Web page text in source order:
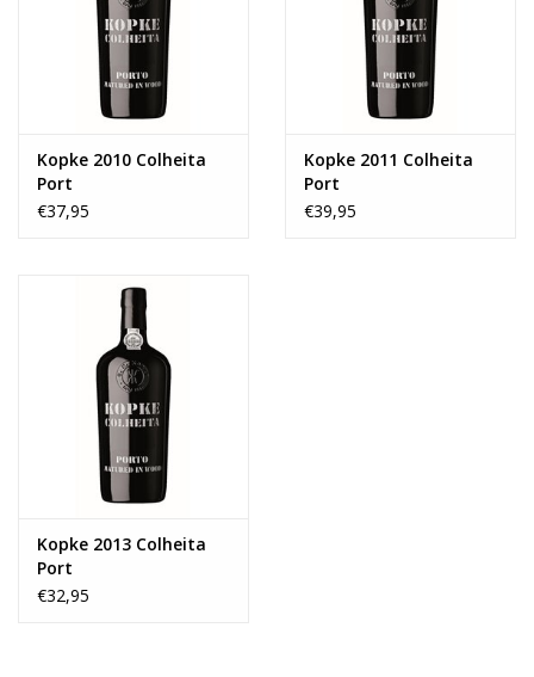
Kopke 2010 Colheita
Port
€37,95
Kopke 2011 Colheita
Port
€39,95
Kopke 2013 Colheita
Port
€32,95